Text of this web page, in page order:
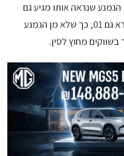
שנראה אותו מגיע גם
לישראל. הנאמי בוקס נקרא גם 01, כך שלא מן הנמנע